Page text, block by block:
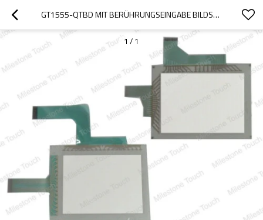
GT1555-QTBD MIT BERÜHRUNGSEINGABE BILDSCHIRM /TOUCHSCREEN GT1555-QTBD
1 / 1